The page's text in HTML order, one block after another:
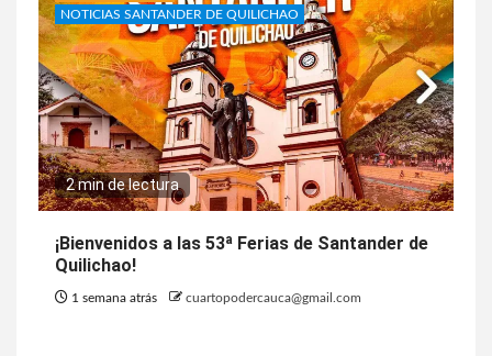
NOTICIAS SANTANDER DE QUILICHAO
2 min de lectura
¡Bienvenidos a las 53ª Ferias de Santander de
Quilichao!
1 semana atrás cuartopodercauca@gmail.com